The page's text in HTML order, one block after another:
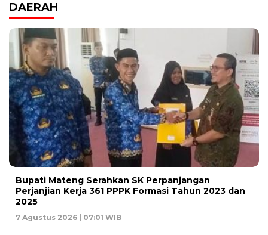
DAERAH
Bupati Mateng Serahkan SK Perpanjangan
Perjanjian Kerja 361 PPPK Formasi Tahun 2023 dan
2025
7 Agustus 2026 | 07:01 WIB